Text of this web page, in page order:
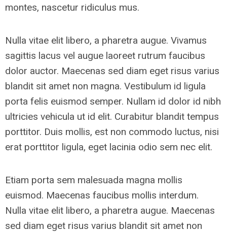
montes, nascetur ridiculus mus.
Nulla vitae elit libero, a pharetra augue. Vivamus
sagittis lacus vel augue laoreet rutrum faucibus
dolor auctor. Maecenas sed diam eget risus varius
blandit sit amet non magna. Vestibulum id ligula
porta felis euismod semper. Nullam id dolor id nibh
ultricies vehicula ut id elit. Curabitur blandit tempus
porttitor. Duis mollis, est non commodo luctus, nisi
erat porttitor ligula, eget lacinia odio sem nec elit.
Etiam porta sem malesuada magna mollis
euismod. Maecenas faucibus mollis interdum.
Nulla vitae elit libero, a pharetra augue. Maecenas
sed diam eget risus varius blandit sit amet non